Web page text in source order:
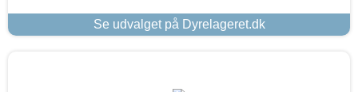
Se udvalget på Dyrelageret.dk